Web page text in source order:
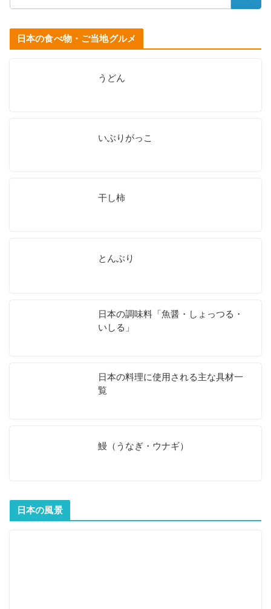
日本の食べ物・ご当地グルメ
うどん
いぶりがっこ
干し柿
とんぶり
日本の調味料「魚醤・しょっつる・
いしる」
日本の料理に使用される主な具材一
覧
鰻（うなぎ・ウナギ）
日本の風景